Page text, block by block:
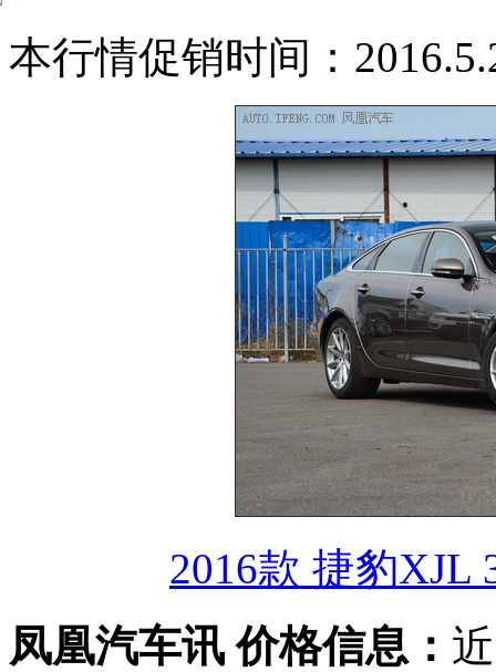
本行情促销时间：
2016款 捷豹XJL
凤凰汽车讯 价格信息：